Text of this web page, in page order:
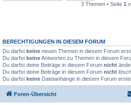
3 Themen • Seite 1
BERECHTIGUNGEN IN DIESEM FORUM
Du darfst keine neuen Themen in diesem Forum
Du darfst keineAntworten zu Themen in diesem
Du darfst deine Beiträge in diesem Forum nicht
Du darfst deine Beiträge in diesem Forum nicht
Du darfst keine Dateianhänge in diesem Forum
Foren-Übersicht